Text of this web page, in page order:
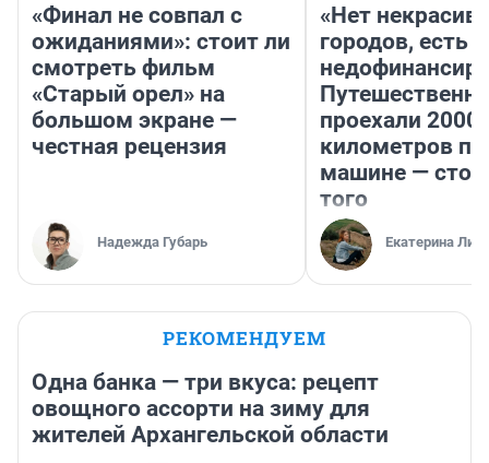
«Финал не совпал с
ожиданиями»: стоит ли
смотреть фильм
«Старый орел» на
большом экране —
честная рецензия
Надежда Губарь
«Нет
городов, есть
проехали 2000
километров по
машине —
того
Екатерина
РЕКОМЕНДУЕМ
Одна банка — три вкуса: рецепт
овощного ассорти на зиму для
жителей Архангельской области